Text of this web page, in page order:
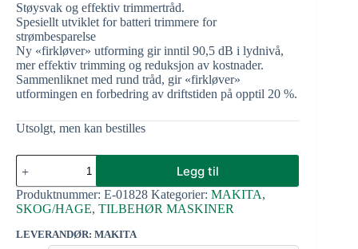
Støysvak og effektiv trimmertråd.
Spesiellt utviklet for batteri trimmere for
strømbesparelse
Ny «firkløver» utforming gir inntil 90,5 dB i lydnivå,
mer effektiv trimming og reduksjon av kostnader.
Sammenliknet med rund tråd, gir «firkløver»
utformingen en forbedring av driftstiden på opptil 20 %.
Utsolgt, men kan bestilles
Legg til
Produktnummer: E-01828 Kategorier: MAKITA,
SKOG/HAGE, TILBEHØR MASKINER
LEVERANDØR: MAKITA